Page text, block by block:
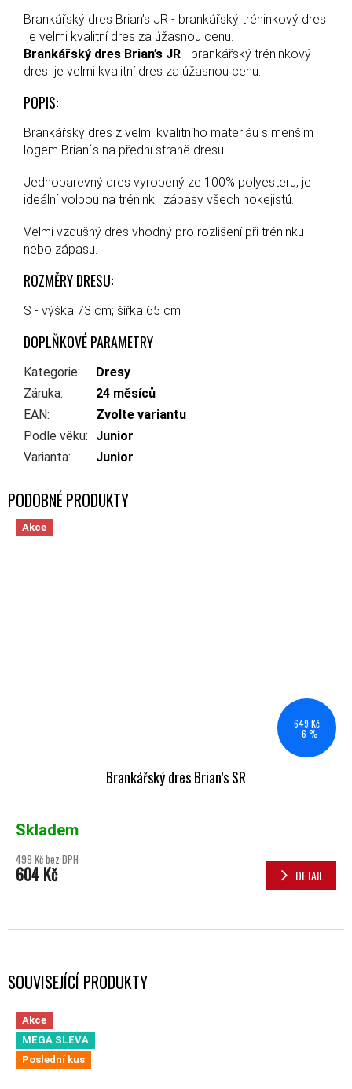
SOUVISEJÍCÍ PRODUKTY
Akce
MEGA SLEVA
Poslední kus
Brankářský dres Brian’s JR - brankářský tréninkový dres
je velmi kvalitní dres za úžasnou cenu.
Brankářský dres Brian’s JR - brankářský tréninkový
dres je velmi kvalitní dres za úžasnou cenu.
POPIS:
Brankářský dres z velmi kvalitního materiáu s menším
logem Brian´s na přední straně dresu.
Jednobarevný dres vyrobený ze 100% polyesteru, je
ideální volbou na trénink i zápasy všech hokejistů.
Velmi vzdušný dres vhodný pro rozlišení při tréninku
nebo zápasu.
ROZMĚRY DRESU:
S - výška 73 cm; šířka 65 cm
DOPLŇKOVÉ PARAMETRY
Kategorie:
Dresy
Záruka:
24 měsíců
EAN:
Zvolte variantu
Podle věku:
Junior
Varianta: Junior
Akce
649 Kč
–6 %
Brankářský dres Brian’s SR
Skladem
499 Kč bez DPH
604 Kč DETAIL